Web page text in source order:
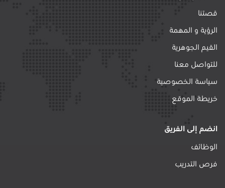
قصتنا
الرؤية و المهمة
القيم الجوهرية
للتواصل معنا
سياسة الخصوصية
خريطة الموقع
انضم إلى الفريق
الوظائف
فرص التدريب